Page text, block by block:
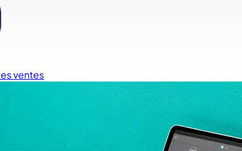
ventes